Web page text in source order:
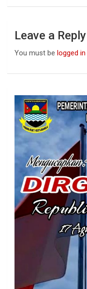
Leave a Reply
You must be logged in